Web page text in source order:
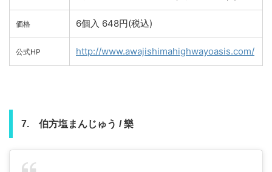
価格 6個入 648円(税込)
公式HP http://www.awajishimahighwayoasis.com/
7. 伯方塩まんじゅう / 樂